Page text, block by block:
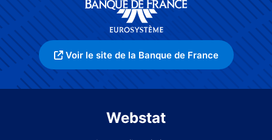
Voir le site de la Banque de France
Webstat